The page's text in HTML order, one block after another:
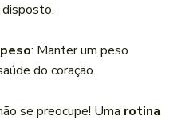
: Manter um peso
do coração.
se preocupe! Uma rotina